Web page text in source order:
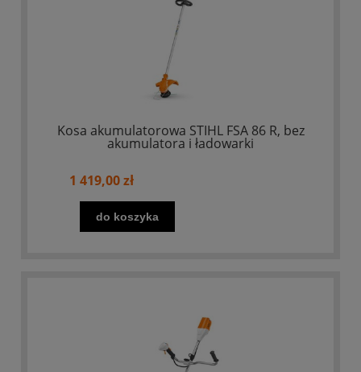
Kosa akumulatorowa STIHL FSA 86 R, bez
akumulatora i ładowarki
1 419,00 zł
do koszyka